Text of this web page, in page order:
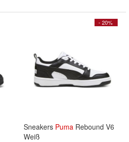
- 20%
Sneakers Puma Rebound V6
Weiß